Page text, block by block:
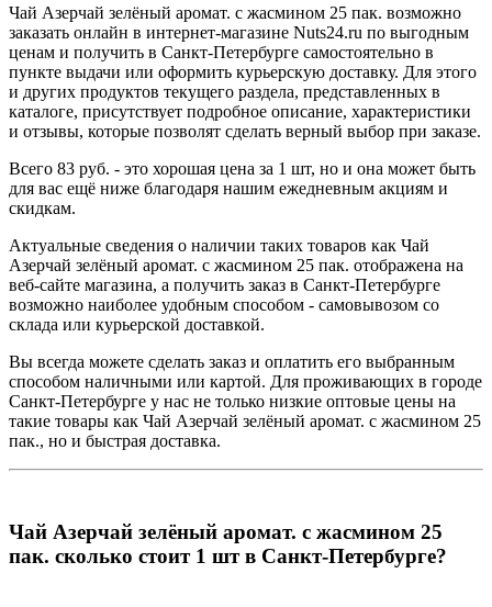
Чай Азерчай зелёный аромат. с жасмином 25 пак. возможно
заказать онлайн в интернет-магазине Nuts24.ru по выгодным
ценам и получить в Санкт-Петербурге самостоятельно в
пункте выдачи или оформить курьерскую доставку. Для этого
и других продуктов текущего раздела, представленных в
каталоге, присутствует подробное описание, характеристики
и отзывы, которые позволят сделать верный выбор при заказе.
Всего 83 руб. - это хорошая цена за 1 шт, но и она может быть
для вас ещё ниже благодаря нашим ежедневным акциям и
скидкам.
Актуальные сведения о наличии таких товаров как Чай
Азерчай зелёный аромат. с жасмином 25 пак. отображена на
веб-сайте магазина, а получить заказ в Санкт-Петербурге
возможно наиболее удобным способом - самовывозом со
склада или курьерской доставкой.
Вы всегда можете сделать заказ и оплатить его выбранным
способом наличными или картой. Для проживающих в городе
Санкт-Петербурге у нас не только низкие оптовые цены на
такие товары как Чай Азерчай зелёный аромат. с жасмином 25
пак., но и быстрая доставка.
Чай Азерчай зелёный аромат. с жасмином 25
пак. сколько стоит 1 шт в Санкт-Петербурге?